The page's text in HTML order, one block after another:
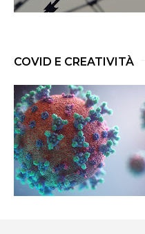
COVID E CREATIVITÀ